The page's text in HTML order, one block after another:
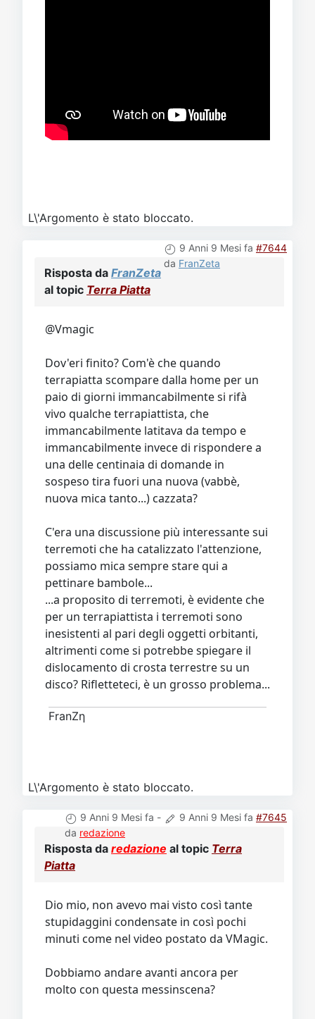
L\'Argomento è stato bloccato.
9 Anni 9 Mesi fa #7644
da FranZeta
Risposta da FranZeta
al topic Terra Piatta
@Vmagic
Dov'eri finito? Com'è che quando
terrapiatta scompare dalla home per un
paio di giorni immancabilmente si rifà
vivo qualche terrapiattista, che
immancabilmente latitava da tempo e
immancabilmente invece di rispondere a
una delle centinaia di domande in
sospeso tira fuori una nuova (vabbè,
nuova mica tanto...) cazzata?
C'era una discussione più interessante sui
terremoti che ha catalizzato l'attenzione,
possiamo mica sempre stare qui a
pettinare bambole...
...a proposito di terremoti, è evidente che
per un terrapiattista i terremoti sono
inesistenti al pari degli oggetti orbitanti,
altrimenti come si potrebbe spiegare il
dislocamento di crosta terrestre su un
disco? Rifletteteci, è un grosso problema...
FranZη
L\'Argomento è stato bloccato.
9 Anni 9 Mesi fa - 9 Anni 9 Mesi fa #7645
da redazione
Risposta da redazione al topic Terra
Piatta
Dio mio, non avevo mai visto così tante
stupidaggini condensate in così pochi
minuti come nel video postato da VMagic.
Dobbiamo andare avanti ancora per
molto con questa messinscena?